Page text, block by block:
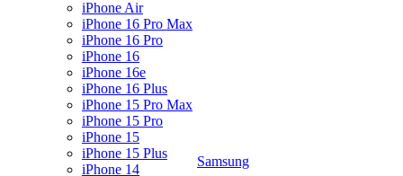
iPhone Air
iPhone 16 Pro Max
iPhone 16 Pro
iPhone 16
iPhone 16e
iPhone 16 Plus
iPhone 15 Pro Max
iPhone 15 Pro
iPhone 15
iPhone 15 Plus
iPhone 14
Samsung